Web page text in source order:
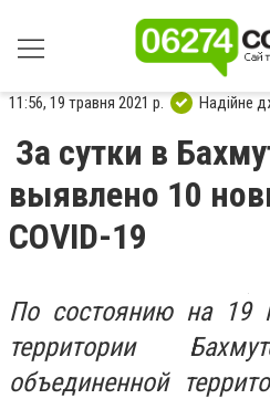
11:56, 19 травня 2021 р. Надійне
За сутки в
выявлено 10
СOVID-19
По состоянию на
территории
объединенной